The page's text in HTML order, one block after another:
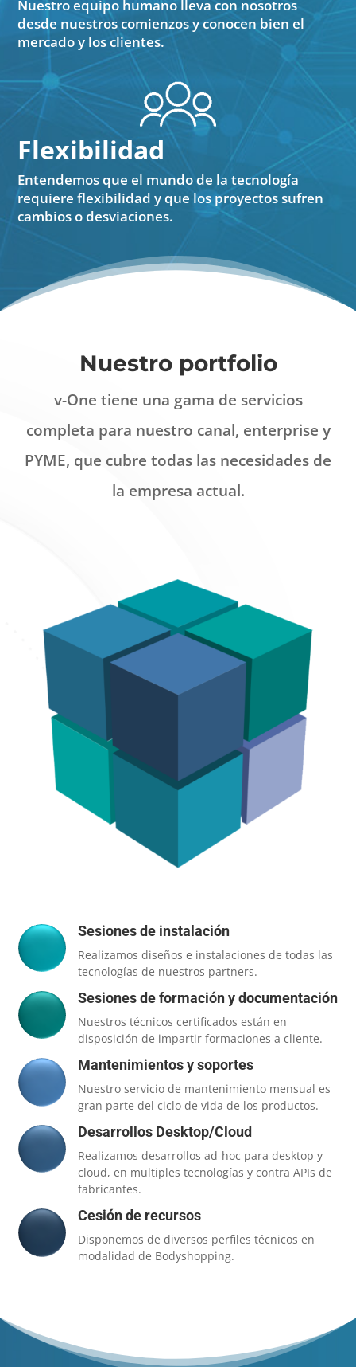
Nuestro equipo humano lleva con nosotros
desde nuestros comienzos y conocen bien el
mercado y los clientes.
Flexibilidad
Entendemos que el mundo de la tecnología
requiere flexibilidad y que los proyectos sufren
cambios o desviaciones.​
Nuestro portfolio
v-One tiene una gama de servicios
completa para nuestro canal, enterprise y
PYME, que cubre todas las necesidades de
la empresa actual.
Sesiones de instalación
Realizamos diseños e instalaciones de todas las
tecnologías de nuestros partners.
Sesiones de formación y documentación
Nuestros técnicos certificados están en
disposición de impartir formaciones a cliente.
Mantenimientos y soportes
Nuestro servicio de mantenimiento mensual es
gran parte del ciclo de vida de los productos.
Desarrollos Desktop/Cloud
Realizamos desarrollos ad-hoc para desktop y
cloud, en multiples tecnologías y contra APIs de
fabricantes.
Cesión de recursos
Disponemos de diversos perfiles técnicos en
modalidad de Bodyshopping.